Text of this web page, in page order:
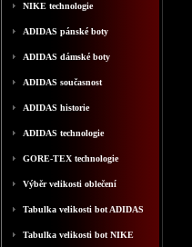
NIKE technologie
ADIDAS pánské boty
ADIDAS dámské boty
ADIDAS současnost
ADIDAS historie
ADIDAS technologie
GORE-TEX technologie
Výběr velikosti oblečení
Tabulka velikosti bot ADIDAS
Tabulka velikosti bot NIKE